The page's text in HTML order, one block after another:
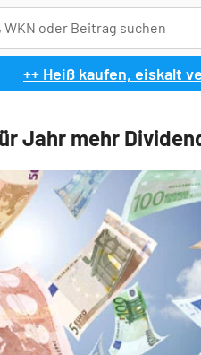
++ Heiß kaufen, eiskalt
Jahr mehr